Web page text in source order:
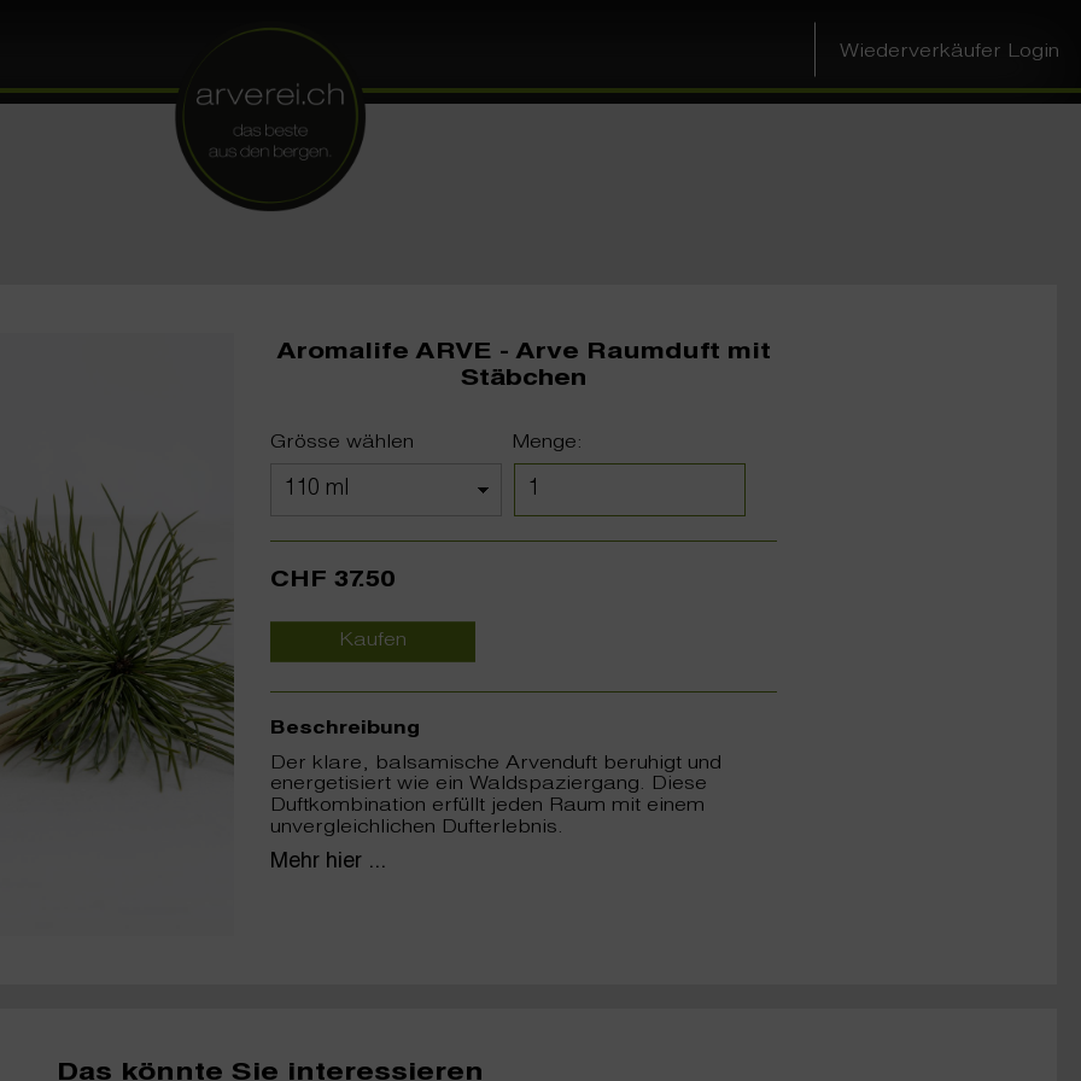
Wiederverkäufer Login
Aromalife ARVE - Arve Raumduft mit
Stäbchen
Grösse wählen Menge:
CHF 37.50
Kaufen
Beschreibung
Der klare, balsamische Arvenduft beruhigt und
energetisiert wie ein Waldspaziergang. Diese
Duftkombination erfüllt jeden Raum mit einem
unvergleichlichen Dufterlebnis.
Mehr hier ...
Das könnte Sie interessieren